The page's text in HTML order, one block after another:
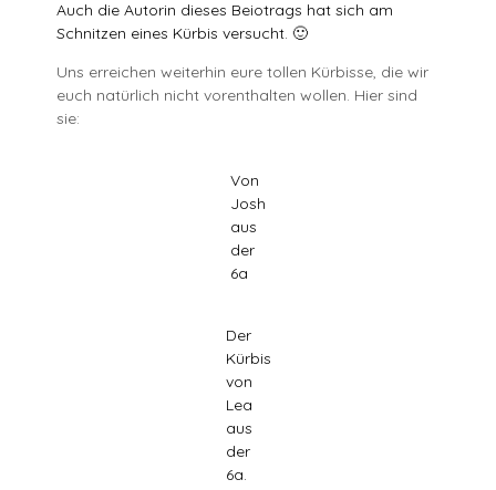
Auch die Autorin dieses Beiotrags hat sich am
Schnitzen eines Kürbis versucht. 🙂
Uns erreichen weiterhin eure tollen Kürbisse, die wir
euch natürlich nicht vorenthalten wollen. Hier sind
sie:
Von
Josh
aus
der
6a
Der
Kürbis
von
Lea
aus
der
6a.